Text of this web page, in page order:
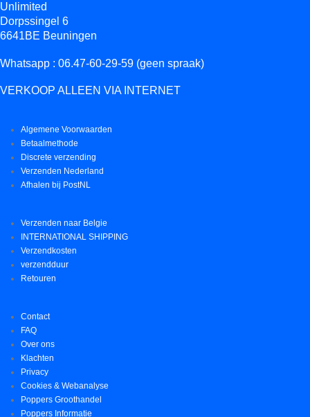
Unlimited
Dorpssingel 6
6641BE Beuningen
Whatsapp : 06.47-60-29-59 (geen spraak)
VERKOOP ALLEEN VIA INTERNET
Algemene Voorwaarden
Betaalmethode
Discrete verzending
Verzenden Nederland
Afhalen bij PostNL
Verzenden naar Belgie
INTERNATIONAL SHIPPING
Verzendkosten
verzendduur
Retouren
Contact
FAQ
Over ons
Klachten
Privacy
Cookies & Webanalyse
Poppers Groothandel
Poppers Informatie